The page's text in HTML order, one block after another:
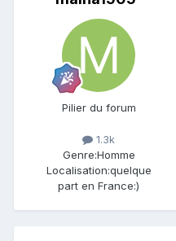
Pilier du forum
1.3k
Genre:Homme
Localisation:quelque
part en France:)